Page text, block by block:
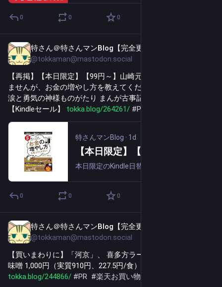
0 0 0
特さん＠特さんマンBlog【完全更新通知用】
@tokkaman@mastodon.social
【再掲】【本日限定】【99円～】山崎元 難しいことはわかり
ませんが、お金の増やし方を教えてください！ 499円、愛と
涙と勇気の神様ものがたり まんが古事記 499円など30作品！
【Kindleセール】 tokka.blog/264261/ #PR
特さんマンBlog · 1d
0 0 0
特さん＠特さんマンBlog【完全更新通知用】
@tokkaman@mastodon.social
【買いまわりに】「河京」、 喜多方ラーメン 4食入り 醤油・
味噌 1,000円（実質910円、227.5円/食）送料無料！
tokka.blog/244866/ #PR #楽天お買い物マラソン